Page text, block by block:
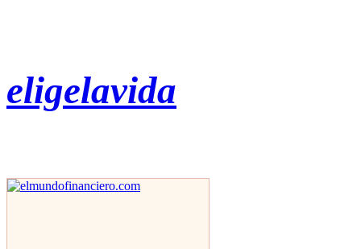
eligelavida